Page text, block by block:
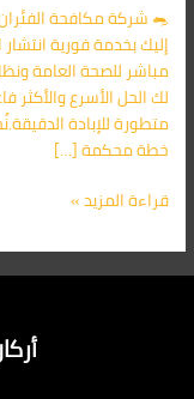
إليك بخدمة فورية
مباشر للصحة العامة
لك الحل الأسرع
متطورة للإبادة
خطة محكمة […]
قراءة المزيد »